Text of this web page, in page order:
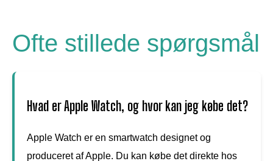
Ofte stillede spørgsmål
Hvad er Apple Watch, og hvor kan jeg købe det?
Apple Watch er en smartwatch designet og
produceret af Apple. Du kan købe det direkte hos